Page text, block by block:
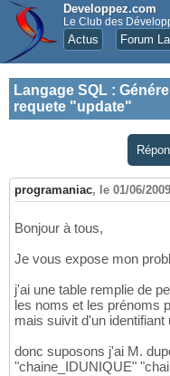
Developpez.com
Le Club des
Actus Forum
Langage SQL :
requete "update"
programaniac, le 01/06/
Bonjour à tous,
Je vous expose mon
j'ai une table remplie de
les noms et les prénoms
mais suivit d'un
donc suposons j'ai M.
"chaine_IDUNIQUE"